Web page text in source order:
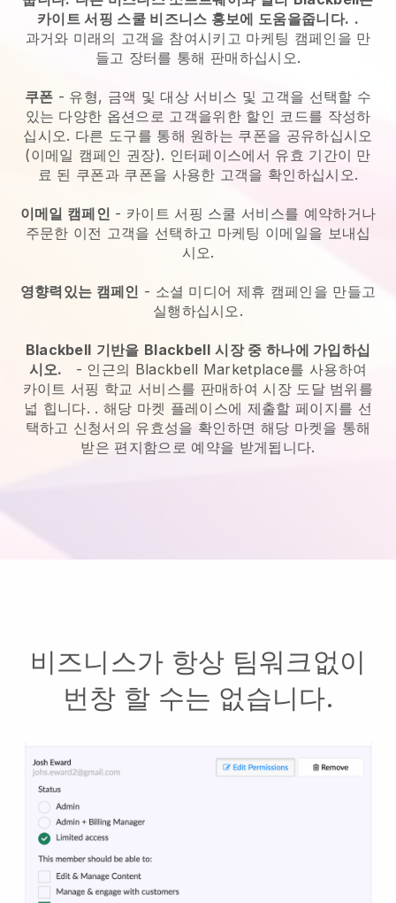
카이트 서핑 스쿨 비즈니스 홍보에 도움을줍니다. .
과거와 미래의 고객을 참여시키고 마케팅 캠페인을 만
들고 장터를 통해 판매하십시오.
쿠폰 - 유형, 금액 및 대상 서비스 및 고객을 선택할 수
있는 다양한 옵션으로 고객을위한 할인 코드를 작성하
십시오. 다른 도구를 통해 원하는 쿠폰을 공유하십시오
(이메일 캠페인 권장). 인터페이스에서 유효 기간이 만
료 된 쿠폰과 쿠폰을 사용한 고객을 확인하십시오.
이메일 캠페인 - 카이트 서핑 스쿨 서비스를 예약하거나
주문한 이전 고객을 선택하고 마케팅 이메일을 보내십
시오.
영향력있는 캠페인 - 소셜 미디어 제휴 캠페인을 만들고
실행하십시오.
Blackbell 기반을 Blackbell 시장 중 하나에 가입하십
시오.
- 인근의 Blackbell Marketplace를 사용하여
카이트 서핑 학교 서비스를 판매하여 시장 도달 범위를
넓 힙니다. . 해당 마켓 플레이스에 제출할 페이지를 선
택하고 신청서의 유효성을 확인하면 해당 마켓을 통해
받은 편지함으로 예약을 받게됩니다.
비즈니스가 항상 팀워크없이
번창 할 수는 없습니다.